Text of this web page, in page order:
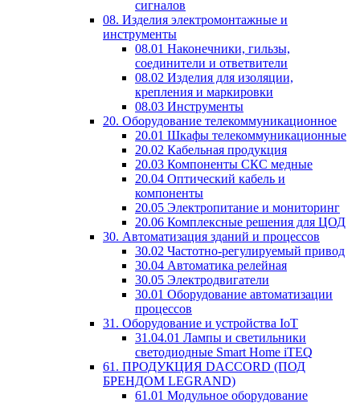
сигналов
08. Изделия электромонтажные и
инструменты
08.01 Наконечники, гильзы,
соединители и ответвители
08.02 Изделия для изоляции,
крепления и маркировки
08.03 Инструменты
20. Оборудование телекоммуникационное
20.01 Шкафы телекоммуникационные
20.02 Кабельная продукция
20.03 Компоненты СКС медные
20.04 Оптический кабель и
компоненты
20.05 Электропитание и мониторинг
20.06 Комплексные решения для ЦОД
30. Автоматизация зданий и процессов
30.02 Частотно-регулируемый привод
30.04 Автоматика релейная
30.05 Электродвигатели
30.01 Оборудование автоматизации
процессов
31. Оборудование и устройства IoT
31.04.01 Лампы и светильники
светодиодные Smart Home iTEQ
61. ПРОДУКЦИЯ DACCORD (ПОД
БРЕНДОМ LEGRAND)
61.01 Модульное оборудование